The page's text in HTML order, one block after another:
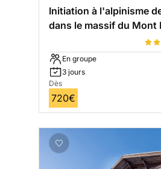
Initiation à l'alpinisme
dans le massif du Mont
En groupe
3 jours
Dès
720€